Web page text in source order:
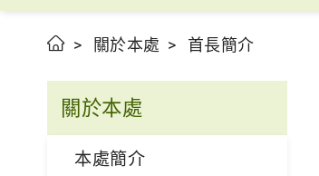
關於本處 首長簡介
關於本處
本處簡介